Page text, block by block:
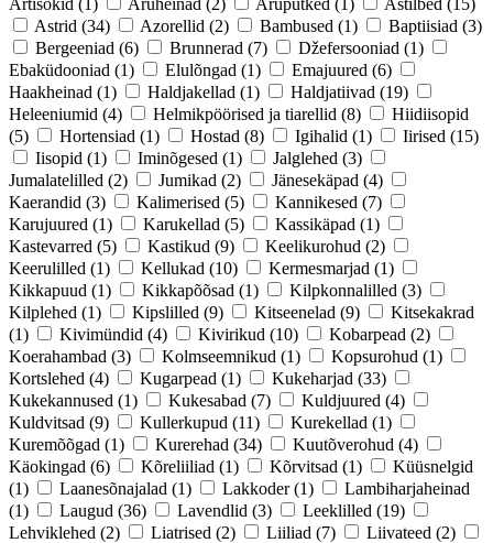
Astrid (34) Azorellid (2) Bambused (1) Baptiisiad (3)
Bergeeniad (6) Brunnerad (7) Džefersooniad (1)
Ebaküdooniad (1) Elulõngad (1) Emajuured (6)
Haakheinad (1) Haldjakellad (1) Haldjatiivad (19)
Heleeniumid (4) Helmikpöörised ja tiarellid (8)
Hiidiisopid
(5)
Hortensiad (1) Hostad (8) Igihalid (1) Iirised (15)
Iisopid (1) Iminõgesed (1) Jalglehed (3)
Jumalatelilled (2) Jumikad (2) Jänesekäpad (4)
Kaerandid (3) Kalimerised (5) Kannikesed (7)
Karujuured (1) Karukellad (5) Kassikäpad (1)
Kastevarred (5) Kastikud (9) Keelikurohud (2)
Keerulilled (1) Kellukad (10) Kermesmarjad (1)
Kikkapuud (1) Kikkapõõsad (1) Kilpkonnalilled (3)
Kilplehed (1) Kipslilled (9) Kitseenelad (9)
Kitsekakrad
(1)
Kivimündid (4) Kivirikud (10) Kobarpead (2)
Koerahambad (3) Kolmseemnikud (1) Kopsurohud (1)
Kortslehed (4) Kugarpead (1) Kukeharjad (33)
Kukekannused (1) Kukesabad (7) Kuldjuured (4)
Kuldvitsad (9) Kullerkupud (11) Kurekellad (1)
Kuremõõgad (1) Kurerehad (34) Kuutõverohud (4)
Käokingad (6) Kõreliiliad (1) Kõrvitsad (1)
Küüsnelgid
(1)
Laanesõnajalad (1) Lakkoder (1)
Lambiharjaheinad
(1)
Laugud (36) Lavendlid (3) Leeklilled (19)
Lehviklehed (2) Liatrised (2) Liiliad (7) Liivateed (2)